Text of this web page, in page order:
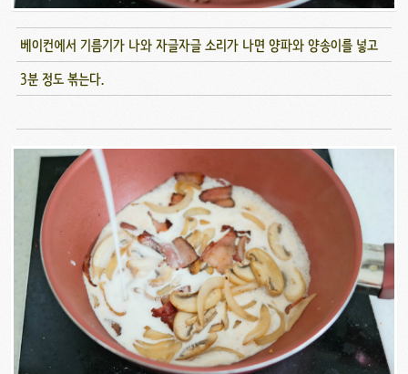
베이컨에서 기름기가 나와 자글자글 소리가 나면 양파와 양송이를 넣고
3분 정도 볶는다.